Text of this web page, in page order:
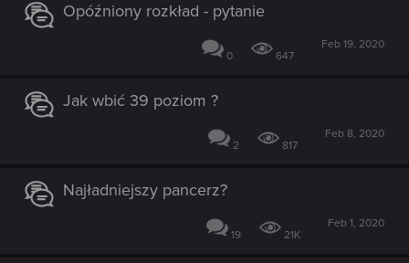
Opóźniony rozkład - pytanie
0 647
Feb 19, 2020
Jak wbić 39 poziom ?
2 817
Feb 8, 2020
Najładniejszy pancerz?
19 21K
Feb 1, 2020